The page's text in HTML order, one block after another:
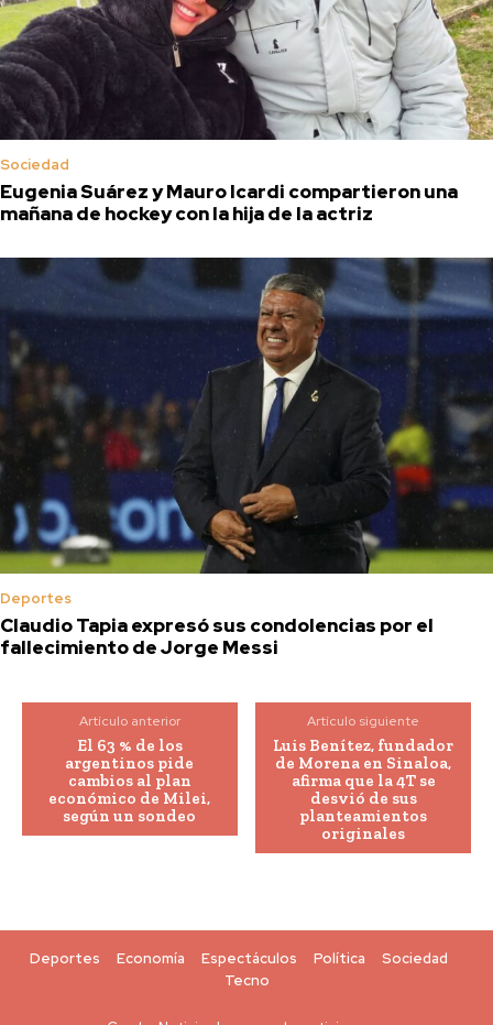
Sociedad
Eugenia Suárez y Mauro Icardi compartieron una
mañana de hockey con la hija de la actriz
Deportes
Claudio Tapia expresó sus condolencias por el
fallecimiento de Jorge Messi
Artículo anterior
El 63 % de los
argentinos pide
cambios al plan
económico de Milei,
según un sondeo
Artículo siguiente
Luis Benítez, fundador
de Morena en Sinaloa,
afirma que la 4T se
desvió de sus
planteamientos
originales
Deportes Economía Espectáculos Política
Sociedad
Tecno